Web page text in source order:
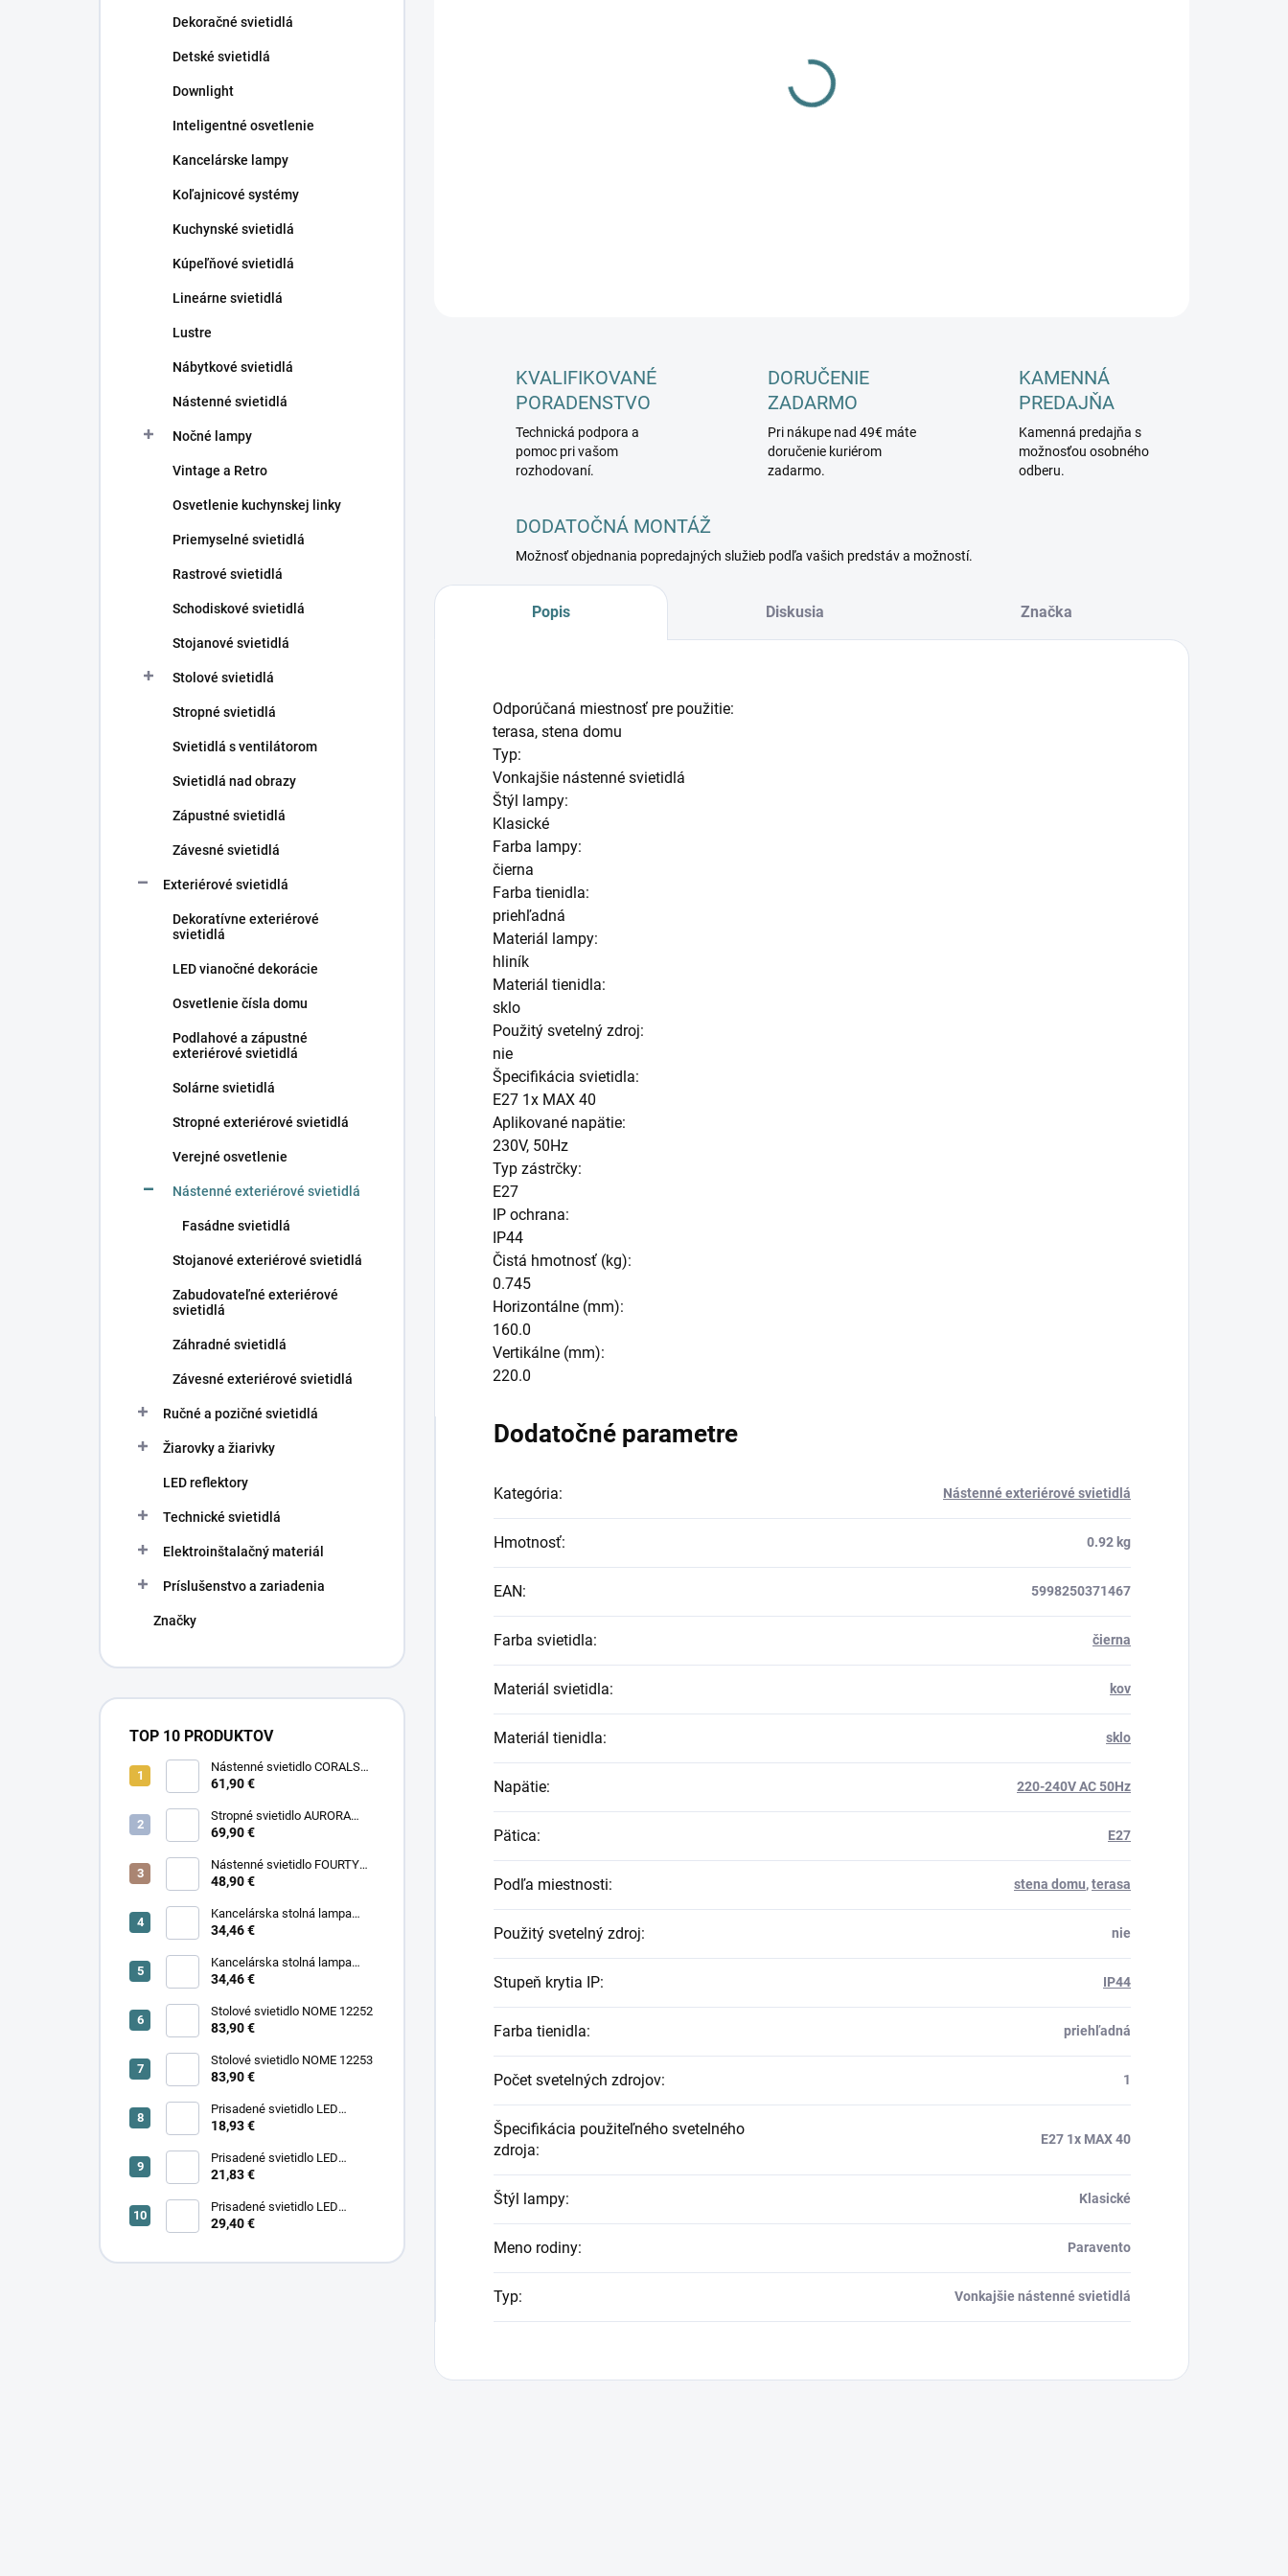
Dekoračné svietidlá
Detské svietidlá
Downlight
Inteligentné osvetlenie
Kancelárske lampy
Koľajnicové systémy
Kuchynské svietidlá
Kúpeľňové svietidlá
Lineárne svietidlá
Lustre
Nábytkové svietidlá
Nástenné svietidlá
Nočné lampy
Vintage a Retro
Osvetlenie kuchynskej linky
Priemyselné svietidlá
Rastrové svietidlá
Schodiskové svietidlá
Stojanové svietidlá
Stolové svietidlá
Stropné svietidlá
Svietidlá s ventilátorom
Svietidlá nad obrazy
Zápustné svietidlá
Závesné svietidlá
Exteriérové svietidlá
Dekoratívne exteriérové
svietidlá
LED vianočné dekorácie
Osvetlenie čísla domu
Podlahové a zápustné
exteriérové svietidlá
Solárne svietidlá
Stropné exteriérové svietidlá
Verejné osvetlenie
Nástenné exteriérové svietidlá
Fasádne svietidlá
Stojanové exteriérové svietidlá
Zabudovateľné exteriérové
svietidlá
Záhradné svietidlá
Závesné exteriérové svietidlá
Ručné a pozičné svietidlá
Žiarovky a žiarivky
LED reflektory
Technické svietidlá
Elektroinštalačný materiál
Príslušenstvo a zariadenia
Značky
TOP 10 PRODUKTOV
Nástenné svietidlo CORALS
11977
61,90 €
Stropné svietidlo AURORA
11971
69,90 €
Nástenné svietidlo FOURTY
WALL S 10888
48,90 €
Kancelárska stolná lampa
PIXA KT-40-GR BL 90420
34,46 €
Kancelárska stolná lampa
PIXA KT-40-BE 90419
34,46 €
Stolové svietidlo NOME 12252
83,90 €
Stolové svietidlo NOME 12253
83,90 €
Prisadené svietidlo LED
18,93 €
Prisadené svietidlo LED
SONOR CCT UP 6W B 24365
21,83 €
Prisadené svietidlo LED
29,40 €
DETAILNÉ INFORMÁCIE
KVALIFIKOVANÉ
PORADENSTVO
Technická podpora a
pomoc pri vašom
rozhodovaní.
DORUČENIE
ZADARMO
Pri nákupe nad 49€ máte
doručenie kuriérom
zadarmo.
KAMENNÁ
PREDAJŇA
Kamenná predajňa s
možnosťou osobného
odberu.
DODATOČNÁ MONTÁŽ
Možnosť objednania popredajných služieb podľa vašich predstáv a možností.
Popis Diskusia Značka
Odporúčaná miestnosť pre použitie:
terasa, stena domu
Typ:
Vonkajšie nástenné svietidlá
Štýl lampy:
Klasické
Farba lampy:
čierna
Farba tienidla:
priehľadná
Materiál lampy:
hliník
Materiál tienidla:
sklo
Použitý svetelný zdroj:
nie
Špecifikácia svietidla:
E27 1x MAX 40
Aplikované napätie:
230V, 50Hz
Typ zástrčky:
E27
IP ochrana:
IP44
Čistá hmotnosť (kg):
0.745
Horizontálne (mm):
160.0
Vertikálne (mm):
220.0
Dodatočné parametre
Kategória: Nástenné exteriérové svietidlá
Hmotnosť: 0.92 kg
EAN: 5998250371467
Farba svietidla: čierna
Materiál svietidla: kov
Materiál tienidla: sklo
Napätie: 220-240V AC 50Hz
Pätica: E27
Podľa miestnosti: stena domu,terasa
Použitý svetelný zdroj: nie
Stupeň krytia IP: IP44
Farba tienidla: priehľadná
Počet svetelných zdrojov: 1
Špecifikácia použiteľného svetelného
zdroja:
E27 1x MAX 40
Štýl lampy: Klasické
Meno rodiny: Paravento
Typ: Vonkajšie nástenné svietidlá